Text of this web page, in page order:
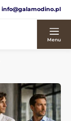
info@galamodino.pl
Menu